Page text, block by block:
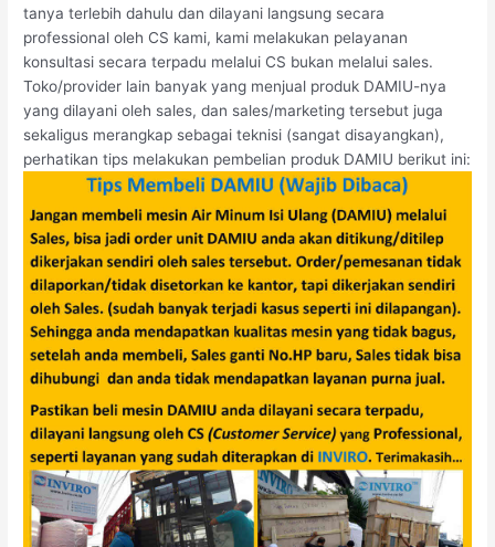
tanya terlebih dahulu dan dilayani langsung secara
professional oleh CS kami, kami melakukan pelayanan
konsultasi secara terpadu melalui CS bukan melalui sales.
Toko/provider lain banyak yang menjual produk DAMIU-nya
yang dilayani oleh sales, dan sales/marketing tersebut juga
sekaligus merangkap sebagai teknisi (sangat disayangkan),
perhatikan tips melakukan pembelian produk DAMIU berikut ini: